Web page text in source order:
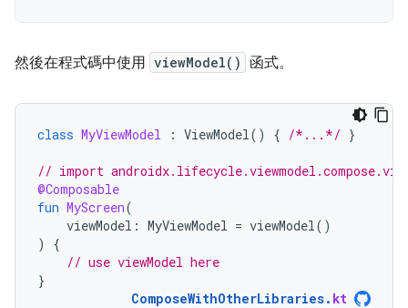
然後在程式碼中使用 viewModel() 函式。
class MyViewModel : ViewModel() { /*...*/ }
// import
@Composable
fun MyScreen(
viewModel : MyViewModel = viewModel()
)
{
// use viewModel here
}
ComposeWithOtherLibraries. kt